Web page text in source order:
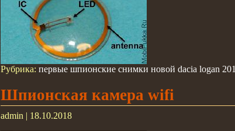
Рубрика: первые шпионские снимки новой dacia logan
Шпионская камера wifi
admin | 18.10.2018